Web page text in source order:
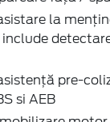
la
include
pre-
si AEB